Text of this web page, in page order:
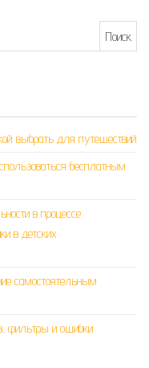
выбрать для путешествий
бесплатным
в процессе
в детских
самостоятельным
фильтры и ошибки